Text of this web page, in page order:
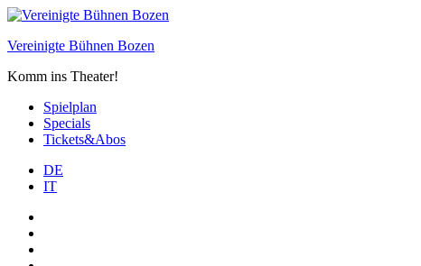
Skip
content
Vereinigte Bühnen Bozen
Komm ins Theater!
Spielplan
Specials
Tickets&Abos
DE
IT